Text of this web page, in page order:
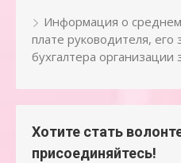
Информация о
плате руководителя, его
бухгалтера организации
Хотите стать
присоединяйтесь!